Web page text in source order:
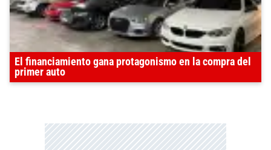
El financiamiento gana protagonismo en la compra del
primer auto